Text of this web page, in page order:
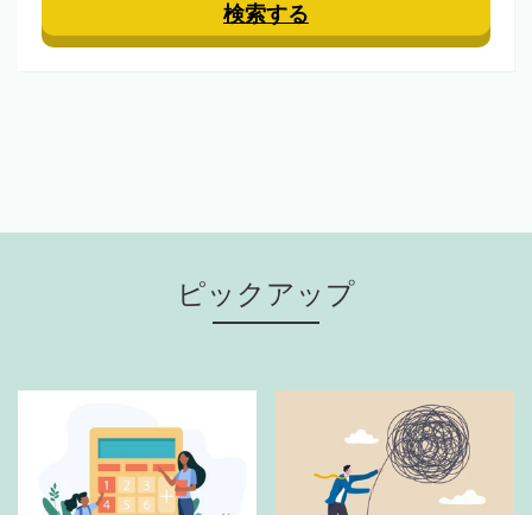
検索する
ピックアップ